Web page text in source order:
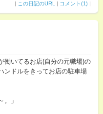
| この日記のURL | コメント(1) |
働いてるお店(自分の元職場)の
ンドルをきってお店の駐車場
。」